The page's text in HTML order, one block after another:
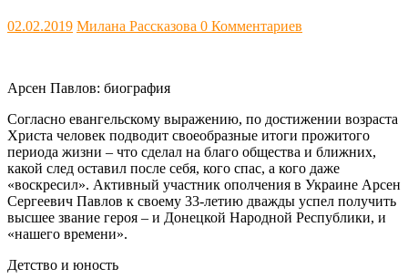
02.02.2019 Милана Рассказова 0 Комментариев
Арсен Павлов: биография
Согласно евангельскому выражению, по достижении возраста
Христа человек подводит своеобразные итоги прожитого
периода жизни – что сделал на благо общества и ближних,
какой след оставил после себя, кого спас, а кого даже
«воскресил». Активный участник ополчения в Украине Арсен
Сергеевич Павлов к своему 33-летию дважды успел получить
высшее звание героя – и Донецкой Народной Республики, и
«нашего времени».
Детство и юность